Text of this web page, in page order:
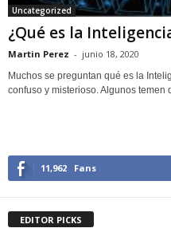
Uncategorized
¿Qué es la
Martin Perez - junio 18, 2020
Muchos se preguntan qué es la
confuso y misterioso. Algunos temen
11,962 Fans
EDITOR PICKS